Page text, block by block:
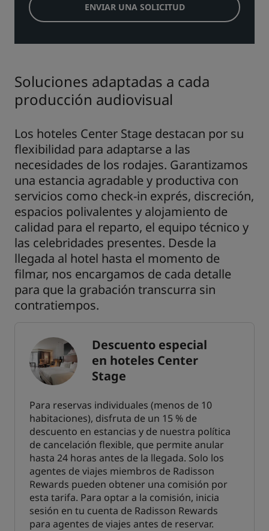
ENVIAR UNA SOLICITUD
Soluciones adaptadas a cada
producción audiovisual
Los hoteles Center Stage destacan por su
flexibilidad para adaptarse a las
necesidades de los rodajes. Garantizamos
una estancia agradable y productiva con
servicios como check-in exprés, discreción,
espacios polivalentes y alojamiento de
calidad para el reparto, el equipo técnico y
las celebridades presentes. Desde la
llegada al hotel hasta el momento de
filmar, nos encargamos de cada detalle
para que la grabación transcurra sin
contratiempos.
Descuento especial
en hoteles Center
Stage
Para reservas individuales (menos de 10
habitaciones), disfruta de un 15 % de
descuento en estancias y de nuestra política
de cancelación flexible, que permite anular
hasta 24 horas antes de la llegada. Solo los
agentes de viajes miembros de Radisson
Rewards pueden obtener una comisión por
esta tarifa. Para optar a la comisión, inicia
sesión en tu cuenta de Radisson Rewards
para agentes de viajes antes de reservar.